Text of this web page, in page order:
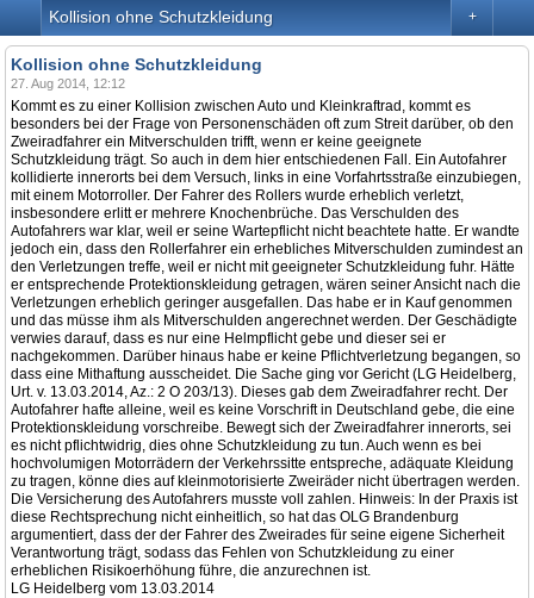
+
Kollision ohne Schutzkleidung
Kollision ohne Schutzkleidung
27. Aug 2014, 12:12
Kommt es zu einer Kollision zwischen Auto und Kleinkraftrad, kommt es
besonders bei der Frage von Personenschäden oft zum Streit darüber, ob den
Zweiradfahrer ein Mitverschulden trifft, wenn er keine geeignete
Schutzkleidung trägt. So auch in dem hier entschiedenen Fall. Ein Autofahrer
kollidierte innerorts bei dem Versuch, links in eine Vorfahrtsstraße einzubiegen,
mit einem Motorroller. Der Fahrer des Rollers wurde erheblich verletzt,
insbesondere erlitt er mehrere Knochenbrüche. Das Verschulden des
Autofahrers war klar, weil er seine Wartepflicht nicht beachtete hatte. Er wandte
jedoch ein, dass den Rollerfahrer ein erhebliches Mitverschulden zumindest an
den Verletzungen treffe, weil er nicht mit geeigneter Schutzkleidung fuhr. Hätte
er entsprechende Protektionskleidung getragen, wären seiner Ansicht nach die
Verletzungen erheblich geringer ausgefallen. Das habe er in Kauf genommen
und das müsse ihm als Mitverschulden angerechnet werden. Der Geschädigte
verwies darauf, dass es nur eine Helmpflicht gebe und dieser sei er
nachgekommen. Darüber hinaus habe er keine Pflichtverletzung begangen, so
dass eine Mithaftung ausscheidet. Die Sache ging vor Gericht (LG Heidelberg,
Urt. v. 13.03.2014, Az.: 2 O 203/13). Dieses gab dem Zweiradfahrer recht. Der
Autofahrer hafte alleine, weil es keine Vorschrift in Deutschland gebe, die eine
Protektionskleidung vorschreibe. Bewegt sich der Zweiradfahrer innerorts, sei
es nicht pflichtwidrig, dies ohne Schutzkleidung zu tun. Auch wenn es bei
hochvolumigen Motorrädern der Verkehrssitte entspreche, adäquate Kleidung
zu tragen, könne dies auf kleinmotorisierte Zweiräder nicht übertragen werden.
Die Versicherung des Autofahrers musste voll zahlen. Hinweis: In der Praxis ist
diese Rechtsprechung nicht einheitlich, so hat das OLG Brandenburg
argumentiert, dass der der Fahrer des Zweirades für seine eigene Sicherheit
Verantwortung trägt, sodass das Fehlen von Schutzkleidung zu einer
erheblichen Risikoerhöhung führe, die anzurechnen ist.
LG Heidelberg vom 13.03.2014